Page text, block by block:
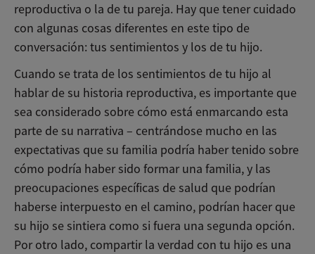
reproductiva o la de tu pareja. Hay que tener cuidado
con algunas cosas diferentes en este tipo de
conversación: tus sentimientos y los de tu hijo.
Cuando se trata de los sentimientos de tu hijo al
hablar de su historia reproductiva, es importante que
sea considerado sobre cómo está enmarcando esta
parte de su narrativa – centrándose mucho en las
expectativas que su familia podría haber tenido sobre
cómo podría haber sido formar una familia, y las
preocupaciones específicas de salud que podrían
haberse interpuesto en el camino, podrían hacer que
su hijo se sintiera como si fuera una segunda opción.
Por otro lado, compartir la verdad con tu hijo es una